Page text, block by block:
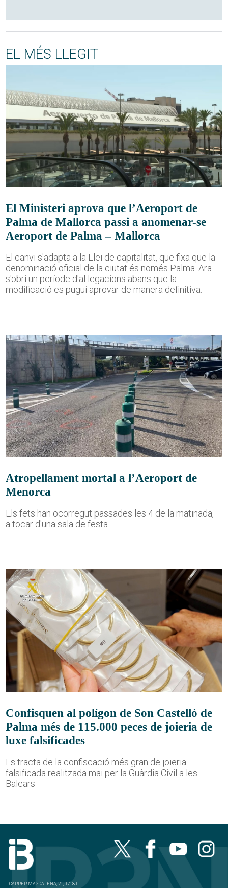
EL MÉS LLEGIT
El Ministeri aprova que l’Aeroport de
Palma de Mallorca passi a anomenar-se
Aeroport de Palma – Mallorca
El canvi s'adapta a la Llei de capitalitat, que fixa que la
denominació oficial de la ciutat és només Palma. Ara
s'obri un període d'al·legacions abans que la
modificació es pugui aprovar de manera definitiva.
Atropellament mortal a l’Aeroport de
Menorca
Els fets han ocorregut passades les 4 de la matinada,
a tocar d'una sala de festa
Confisquen al polígon de Son Castelló de
Palma més de 115.000 peces de joieria de
luxe falsificades
Es tracta de la confiscació més gran de joieria
falsificada realitzada mai per la Guàrdia Civil a les
Balears
CARRER MAGDALENA, 21, 07180